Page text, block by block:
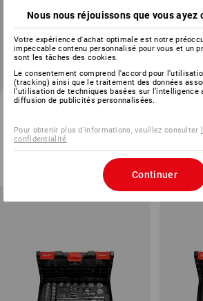
PRIX DU LOT -31%
STRAUSSbox small Pince + clé
variante
CHF 161.00CHF 110.90
PRIX
CHF
Nous nous réjouissons que vous ayez
Votre expérience d'achat optimale est notre
impeccable contenu personnalisé pour vous et un
sont les tâches des cookies.
Le consentement comprend l’accord pour
(tracking) ainsi que le traitement des données
l’utilisation de techniques basées sur
diffusion de publicités personnalisées.
Pour obtenir plus d'informations, veuillez consulter
confidentialité
Continuer